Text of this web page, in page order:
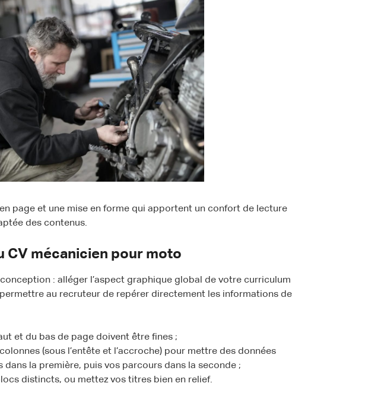
en page et une mise en forme qui apportent un confort de lecture
des contenus.
CV mécanicien pour moto
: alléger l’aspect graphique global de votre curriculum
au recruteur de repérer directement les informations de
et du bas de page doivent être fines ;
(sous l’entête et l’accroche) pour mettre des données
la première, puis vos parcours dans la seconde ;
distincts, ou mettez vos titres bien en relief.